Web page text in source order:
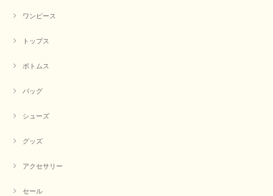
ワンピース
トップス
ボトムス
バッグ
シューズ
グッズ
アクセサリー
セール